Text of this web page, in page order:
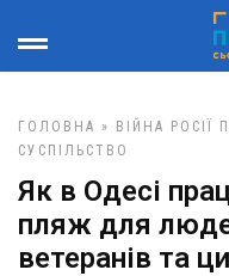
ГОЛОВНА » ВІЙНА РОСІЇ
СУСПІЛЬСТВО
Як в Одесі
пляж для
ветеранів та